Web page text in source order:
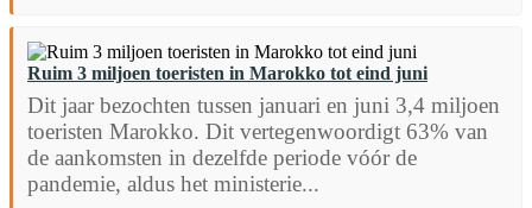
Ruim 3 miljoen toeristen in Marokko tot eind juni
Dit jaar bezochten tussen januari en juni 3,4 miljoen
toeristen Marokko. Dit vertegenwoordigt 63% van
de aankomsten in dezelfde periode vóór de
pandemie, aldus het ministerie...